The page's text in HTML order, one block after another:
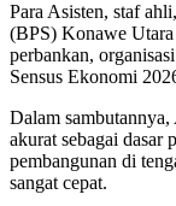
Para Asisten, staf
(BPS) Konawe Utara
perbankan,
Sensus Ekonomi
Dalam
akurat sebagai dasar
pembangunan di
sangat cepat.